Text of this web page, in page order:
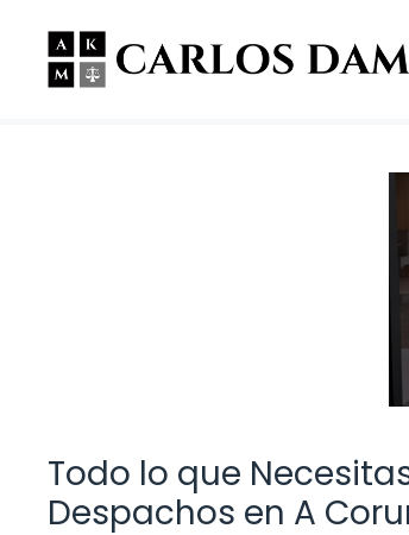
contenido
Todo lo que
Despachos en A